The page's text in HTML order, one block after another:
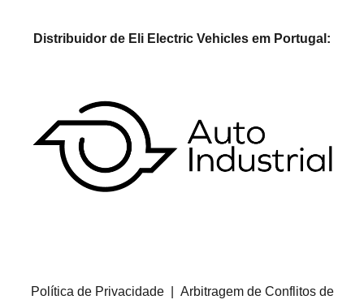
Distribuidor de Eli Electric Vehicles em Portugal:
Política de Privacidade|
Arbitragem de Conflitos de